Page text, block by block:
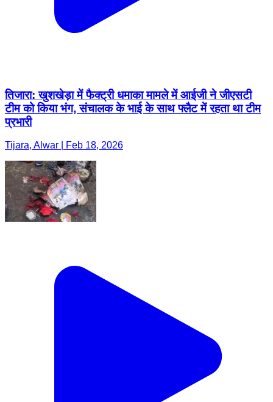
तिजारा: खुशखेड़ा में फैक्ट्री धमाका मामले में आईजी ने जीएसटी
टीम को किया भंग, संचालक के भाई के साथ फ्लैट में रहता था टीम
प्रभारी
Tijara, Alwar | Feb 18, 2026